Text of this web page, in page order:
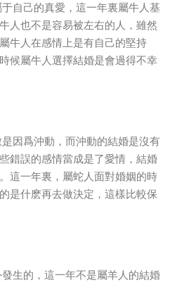
自己的真愛，這一年裏屬牛人基
人也不是容易被左右的人，雖然
牛人在感情上是有自己的堅持
候屬牛人選擇結婚是會過得不幸
因爲沖動，而沖動的結婚是沒有
錯誤的感情當成是了愛情，結婚
這一年裏，屬蛇人面對婚姻的時
是什麽再去做決定，這樣比較保
生的，這一年不是屬羊人的結婚